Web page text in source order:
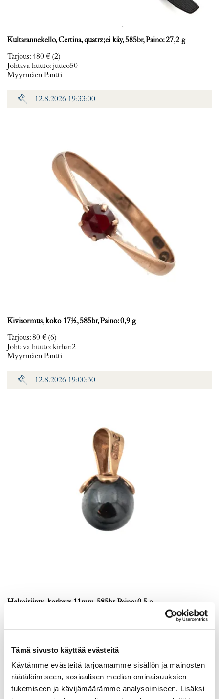
Tämä sivusto käyttää evästeitä
Käytämme evästeitä tarjoamamme sisällön ja mainosten
räätälöimiseen, sosiaalisen median ominaisuuksien
tukemiseen ja kävijämäärämme analysoimiseen. Lisäksi
Kultarannekello, Certina, quatrz;ei käy, 585br, Paino: 27,2 g
Tarjous:480 € (2)
Johtava huuto:juuco50
Myyrmäen Pantti
12.8.2026 19:33:00
Kivisormus, koko 17½, 585br, Paino: 0,9 g
Tarjous:80 € (6)
Johtava huuto:kirhan2
Myyrmäen Pantti
12.8.2026 19:00:30
Helmiriipus, korkeus 11mm, 585br, Paino: 0,5 g
Johtava huuto:-
12.8.2026 19:33:30